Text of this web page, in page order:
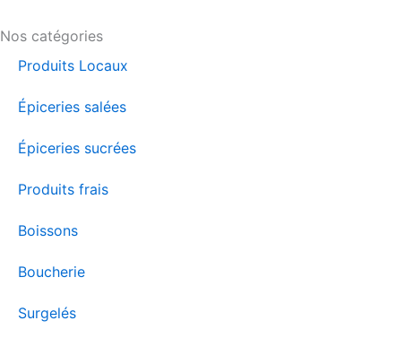
Nos catégories
Produits Locaux
Épiceries salées
Épiceries sucrées
Produits frais
Boissons
Boucherie
Surgelés